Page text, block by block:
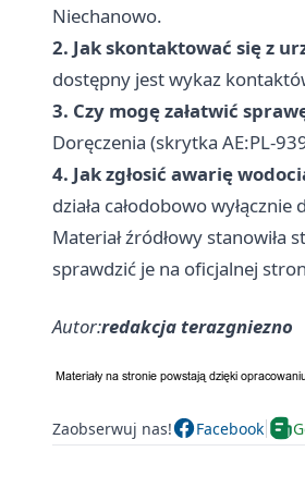
Niechanowo.
2. Jak skontaktować się z
dostępny jest wykaz
3. Czy mogę załatwić
Doręczenia (skrytka AE:PL-
4. Jak zgłosić awarię
działa całodobowo
Materiał źródłowy
sprawdzić je na oficjalnej
Autor:redakcja terazgniezno
Zaobserwuj nas! Facebook